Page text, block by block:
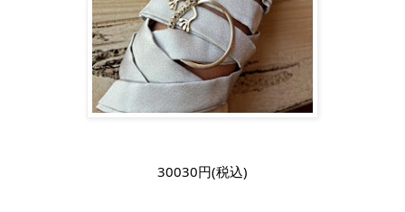
30030円(税込)